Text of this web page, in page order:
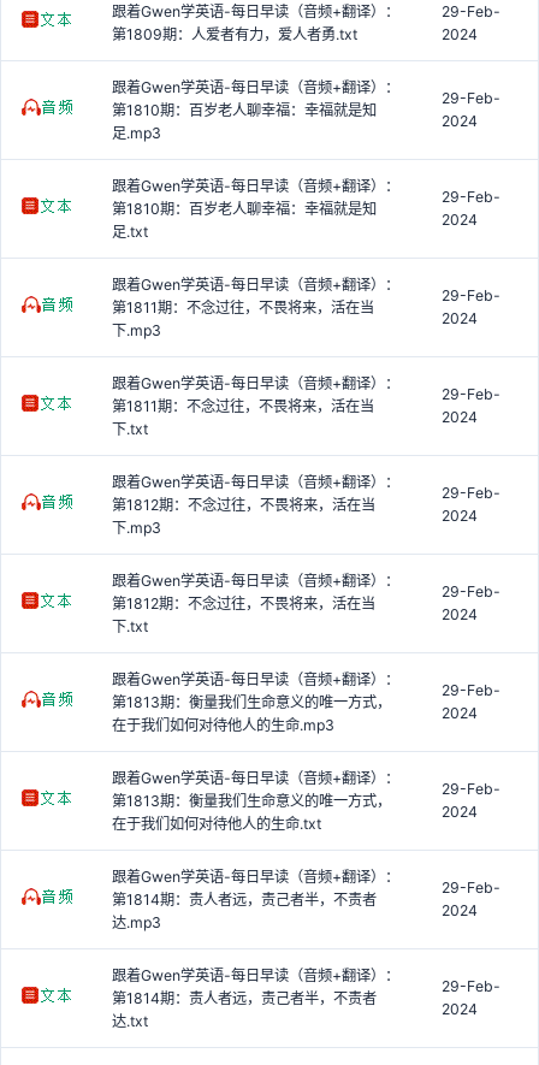
跟着Gwen学英语-每日早读（音频+翻译）：
第1809期：人爱者有力，爱人者勇.txt
29-Feb-
2024
跟着Gwen学英语-每日早读（音频+翻译）：
第1810期：百岁老人聊幸福：幸福就是知
足.mp3
29-Feb-
2024
跟着Gwen学英语-每日早读（音频+翻译）：
第1810期：百岁老人聊幸福：幸福就是知
足.txt
29-Feb-
2024
跟着Gwen学英语-每日早读（音频+翻译）：
第1811期：不念过往，不畏将来，活在当
下.mp3
29-Feb-
2024
跟着Gwen学英语-每日早读（音频+翻译）：
第1811期：不念过往，不畏将来，活在当
下.txt
29-Feb-
2024
跟着Gwen学英语-每日早读（音频+翻译）：
第1812期：不念过往，不畏将来，活在当
下.mp3
29-Feb-
2024
跟着Gwen学英语-每日早读（音频+翻译）：
第1812期：不念过往，不畏将来，活在当
下.txt
29-Feb-
2024
跟着Gwen学英语-每日早读（音频+翻译）：
第1813期：衡量我们生命意义的唯一方式，
在于我们如何对待他人的生命.mp3
29-Feb-
2024
跟着Gwen学英语-每日早读（音频+翻译）：
第1813期：衡量我们生命意义的唯一方式，
在于我们如何对待他人的生命.txt
29-Feb-
2024
跟着Gwen学英语-每日早读（音频+翻译）：
第1814期：责人者远，责己者半，不责者
达.mp3
29-Feb-
2024
跟着Gwen学英语-每日早读（音频+翻译）：
第1814期：责人者远，责己者半，不责者
达.txt
29-Feb-
2024